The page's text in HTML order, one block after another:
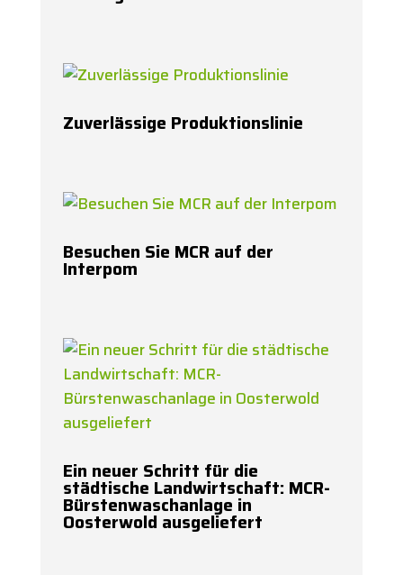
Zuverlässige Produktionslinie
Besuchen Sie MCR auf der
Interpom
Ein neuer Schritt für die
städtische Landwirtschaft: MCR-
Bürstenwaschanlage in
Oosterwold ausgeliefert